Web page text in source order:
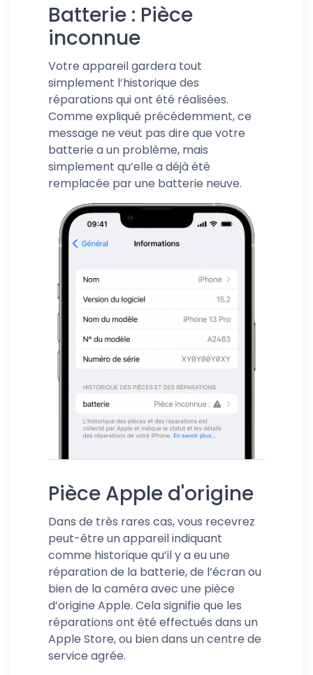
Batterie : Pièce
inconnue
Votre appareil gardera tout
simplement l’historique des
réparations qui ont été réalisées.
Comme expliqué précédemment, ce
message ne veut pas dire que votre
batterie a un problème, mais
simplement qu’elle a déjà été
remplacée par une batterie neuve.
Pièce Apple d'origine
Dans de très rares cas, vous recevrez
peut-être un appareil indiquant
comme historique qu’il y a eu une
réparation de la batterie, de l’écran ou
bien de la caméra avec une pièce
d’origine Apple. Cela signifie que les
réparations ont été effectués dans un
Apple Store, ou bien dans un centre de
service agrée.